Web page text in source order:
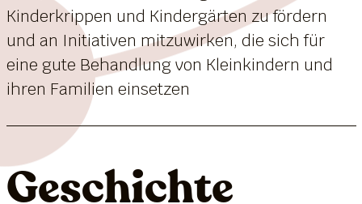
Kinderkrippen und Kindergärten zu fördern
und an Initiativen mitzuwirken, die sich für
eine gute Behandlung von Kleinkindern und
ihren Familien einsetzen
Geschichte